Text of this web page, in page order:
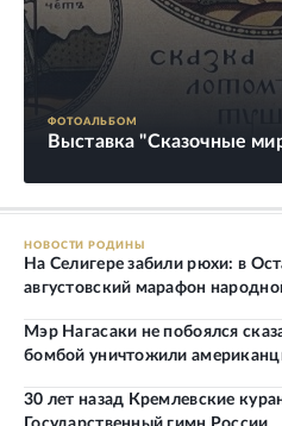
ФОТОАЛЬБОМ
Выставка "Сказочные
НОВОСТИ РОДИНЫ
На Селигере забили рюхи: в
августовский марафон
Мэр Нагасаки не побоялся
бомбой уничтожили
30 лет назад Кремлевские